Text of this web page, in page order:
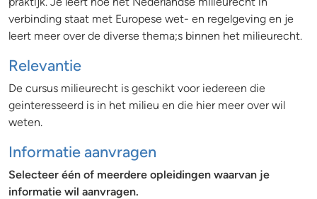
verbinding staat met Europese wet- en regelgeving en je
leert meer over de diverse thema;s binnen het milieurecht.
Relevantie
De cursus milieurecht is geschikt voor iedereen die
geinteresseerd is in het milieu en die hier meer over wil
weten.
Informatie aanvragen
Selecteer één of meerdere opleidingen waarvan je
informatie wil aanvragen.